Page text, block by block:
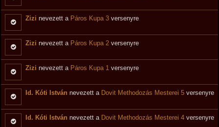
Zizi nevezett a Páros Kupa 3 versenyre
Zizi nevezett a Páros Kupa 2 versenyre
Zizi nevezett a Páros Kupa 1 versenyre
Id. Kóti István nevezett a Dovit Methodozás Mesterei 5 versenyre
Id. Kóti István nevezett a Dovit Methodozás Mesterei 4 versenyre